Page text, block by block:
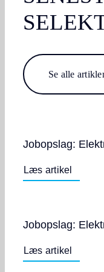
Se alle
Jobopslag:
Læs artikel
Jobopslag:
Læs artikel